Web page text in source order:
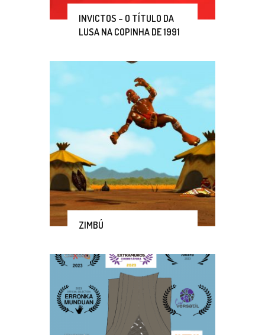
INVICTOS – O TÍTULO DA
LUSA NA COPINHA DE 1991
ZIMBÚ